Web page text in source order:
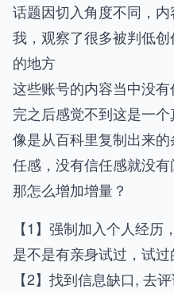
话题因切入角度不同，内
我，观察了很多被判低
的地方
这些账号的内容当中没
完之后感觉不到这是一
像是从百科里复制出来
任感，没有信任感就没有
那怎么增加增量？
【1】强制加入个人经
是不是有亲身试过，试过
【2】找到信息缺口, 去